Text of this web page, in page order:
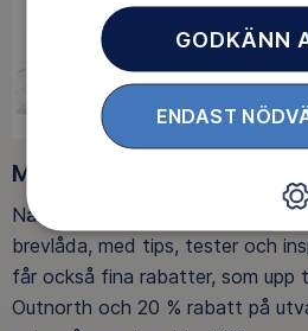
Medlemsförmåner
När du blir medlem får du
brevlåda, med tips, tester och
får också fina rabatter, som upp
Outnorth och 20 % rabatt på
GODKÄNN
ENDAST